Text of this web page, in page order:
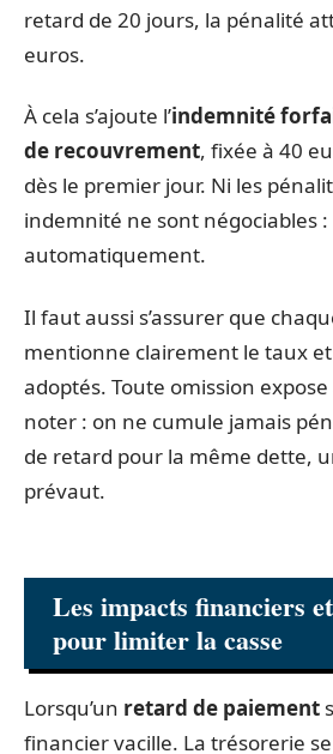
retard de 20 jours, la pénalité
euros.
À cela s’ajoute l’indemnité
de recouvrement, fixée à 40
dès le premier jour. Ni les
indemnité ne sont négociables :
automatiquement.
Il faut aussi s’assurer que
mentionne clairement le taux
adoptés. Toute omission
noter : on ne cumule jamais
de retard pour la même dette,
prévaut.
Les impacts financiers
pour limiter la casse
Lorsqu’un retard de paiement
financier vacille. La trésorerie